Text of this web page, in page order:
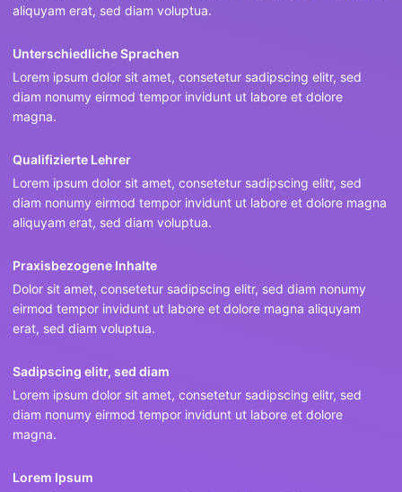
aliquyam erat, sed diam voluptua.
Unterschiedliche Sprachen
Lorem ipsum dolor sit amet, consetetur sadipscing elitr, sed
diam nonumy eirmod tempor invidunt ut labore et dolore
magna.
Qualifizierte Lehrer
Lorem ipsum dolor sit amet, consetetur sadipscing elitr, sed
diam nonumy eirmod tempor invidunt ut labore et dolore magna
aliquyam erat, sed diam voluptua.
Praxisbezogene Inhalte
Dolor sit amet, consetetur sadipscing elitr, sed diam nonumy
eirmod tempor invidunt ut labore et dolore magna aliquyam
erat, sed diam voluptua.
Sadipscing elitr, sed diam
Lorem ipsum dolor sit amet, consetetur sadipscing elitr, sed
diam nonumy eirmod tempor invidunt ut labore et dolore
magna.
Lorem Ipsum